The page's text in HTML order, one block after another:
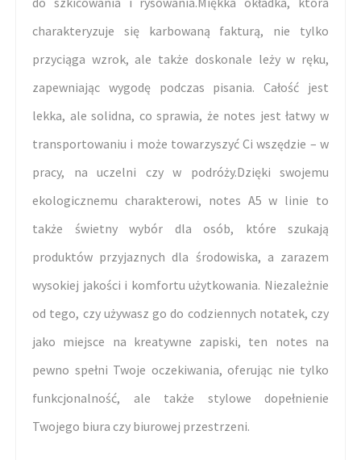
charakteryzuje się karbowaną fakturą, nie tylko
przyciąga wzrok, ale także doskonale leży w ręku,
zapewniając wygodę podczas pisania. Całość jest
lekka, ale solidna, co sprawia, że notes jest łatwy w
transportowaniu i może towarzyszyć Ci wszędzie – w
pracy, na uczelni czy w podróży.Dzięki swojemu
ekologicznemu charakterowi, notes A5 w linie to
także świetny wybór dla osób, które szukają
produktów przyjaznych dla środowiska, a zarazem
wysokiej jakości i komfortu użytkowania. Niezależnie
od tego, czy używasz go do codziennych notatek, czy
jako miejsce na kreatywne zapiski, ten notes na
pewno spełni Twoje oczekiwania, oferując nie tylko
funkcjonalność, ale także stylowe dopełnienie
Twojego biura czy biurowej przestrzeni.